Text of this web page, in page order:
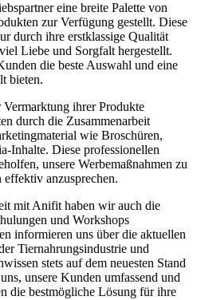
eine ⁤breite Palette von⁣
zur Verfügung gestellt. Diese
durch⁣ ihre erstklassige Qualität
Liebe und Sorgfalt hergestellt.
die beste Auswahl und eine
bieten.
ihrer Produkte
durch die Zusammenarbeit
wie Broschüren,
Inhalte. Diese professionellen
unsere Werbemaßnahmen zu
anzusprechen.
mit Anifit ⁤haben‌ wir auch die
und ⁤Workshops
informieren uns über die‍ aktuellen
Tiernahrungsindustrie und
stets auf dem neuesten‌ Stand
unsere Kunden umfassend und
die bestmögliche Lösung für ihre